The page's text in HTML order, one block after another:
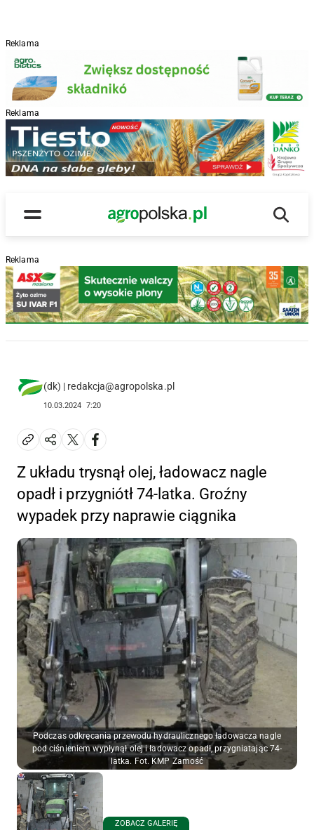
Reklama
Reklama
Menu
Main Logo
Reklama
(dk) | redakcja@agropolska.pl
10.03.2024 7:20
Z układu trysnął olej, ładowacz nagle
opadł i przygniótł 74-latka. Groźny
wypadek przy naprawie ciągnika
Podczas odkręcania przewodu hydraulicznego ładowacza nagle
pod ciśnieniem wypłynął olej i ładowacz opadł, przygniatając 74-
latka. Fot. KMP Zamość
ZOBACZ GALERIĘ